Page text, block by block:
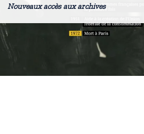
Nouveaux accès aux archives